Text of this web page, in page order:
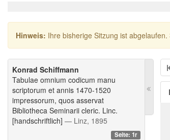
Hinweis: Ihre bisherige Sitzung ist
Konrad Schiffmann
Tabulae omnium codicum manu
scriptorum et annis 1470-1520
impressorum, quos asservat
Bibliotheca Seminarii cleric. Linc.
[handschriftlich] — Linz, 1895
Seite: 1r